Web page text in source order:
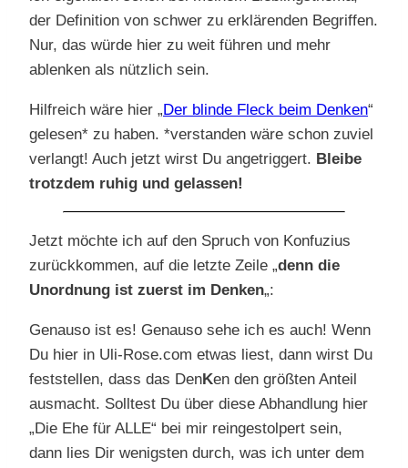
der Definition von schwer zu erklärenden Begriffen.
Nur, das würde hier zu weit führen und mehr
ablenken als nützlich sein.
Hilfreich wäre hier „ Der blinde Fleck beim Denken“
gelesen* zu haben. *verstanden wäre schon zuviel
verlangt! Auch jetzt wirst Du angetriggert. Bleibe
trotzdem ruhig und gelassen!
Jetzt möchte ich auf den Spruch von Konfuzius
zurückkommen, auf die letzte Zeile „denn die
Unordnung ist zuerst im Denken„:
Genauso ist es! Genauso sehe ich es auch! Wenn
Du hier in Uli-Rose.com etwas liest, dann wirst Du
feststellen, dass das DenKen den größten Anteil
ausmacht. Solltest Du über diese Abhandlung hier
„Die Ehe für ALLE“ bei mir reingestolpert sein,
dann lies Dir wenigsten durch, was ich unter dem